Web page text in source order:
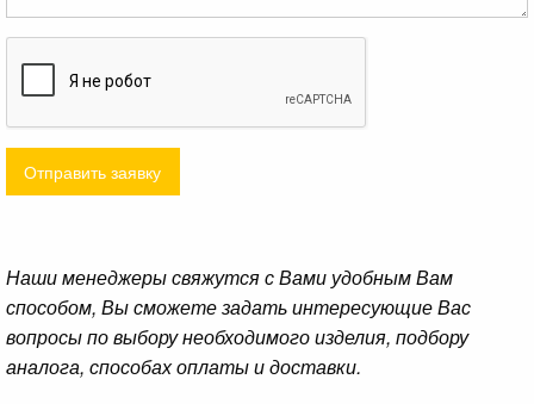
Отправить заявку
Наши менеджеры свяжутся с Вами удобным Вам
способом, Вы сможете задать интересующие Вас
вопросы по выбору необходимого изделия, подбору
аналога, способах оплаты и доставки.